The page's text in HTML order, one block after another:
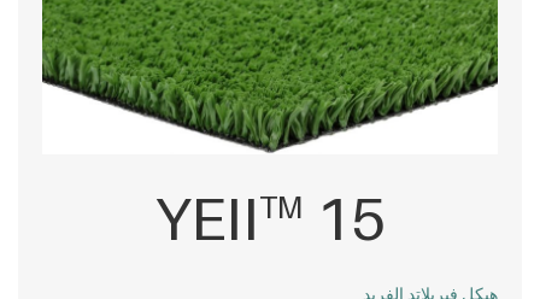
YEIITM 15
هيكل فبريلاتد الفريد